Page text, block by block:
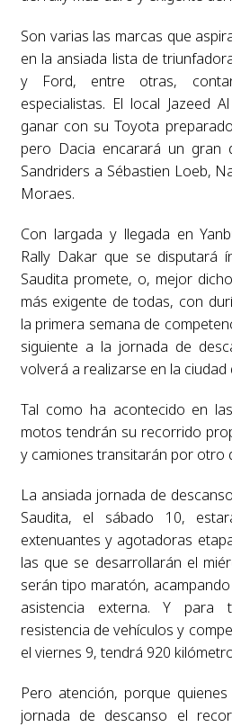
Son varias las marcas que
en la ansiada lista de
y Ford, entre otras,
especialistas. El local Jazeed
ganar con su Toyota
pero Dacia encarará un gran
Sandriders a Sébastien Loeb,
Moraes.
Con largada y llegada en
Rally Dakar que se disputará
Saudita promete, o, mejor
más exigente de todas, con
la primera semana de
siguiente a la jornada de
volverá a realizarse en la ciudad
Tal como ha acontecido en
motos tendrán su recorrido
y camiones transitarán por otro
La ansiada jornada de
Saudita, el sábado 10,
extenuantes y agotadoras
las que se desarrollarán el
serán tipo maratón,
asistencia externa. Y para
resistencia de vehículos y
el viernes 9, tendrá 920
Pero atención, porque
jornada de descanso el